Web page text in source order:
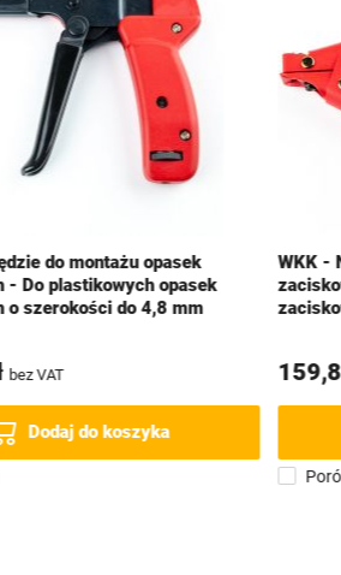
do montażu opasek
- Do plastikowych opasek
o szerokości do 4,8 mm
bez VAT
Dodaj do koszyka
WKK -